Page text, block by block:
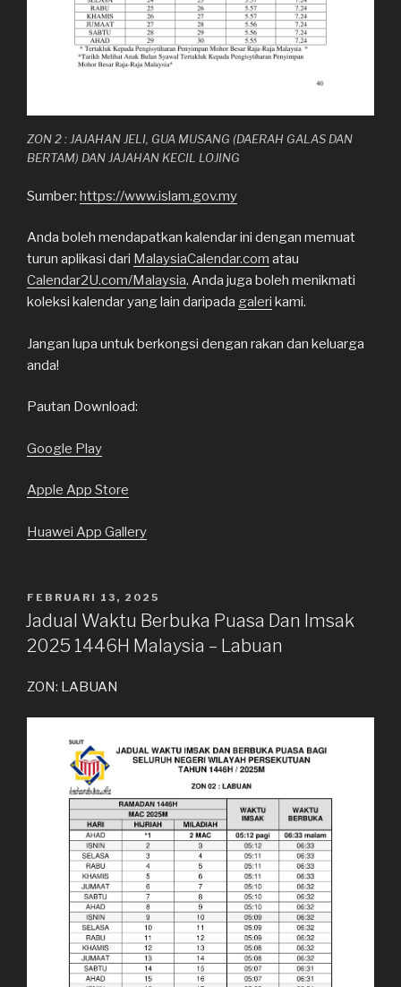
ZON 2 : JAJAHAN JELI, GUA MUSANG (DAERAH GALAS DAN
BERTAM) DAN JAJAHAN KECIL LOJING
Sumber: https://www.islam.gov.my
Anda boleh mendapatkan kalendar ini dengan memuat
turun aplikasi dari MalaysiaCalendar.com atau
Calendar2U.com/Malaysia. Anda juga boleh menikmati
koleksi kalendar yang lain daripada galeri kami.
Jangan lupa untuk berkongsi dengan rakan dan keluarga
anda!
Pautan Download:
Google Play
Apple App Store
Huawei App Gallery
DIKIRIM
PADA
FEBRUARI 13, 2025
Jadual Waktu Berbuka Puasa Dan Imsak
2025 1446H Malaysia – Labuan
ZON: LABUAN